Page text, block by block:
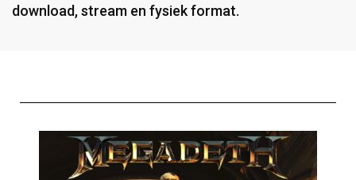
download, stream en fysiek format.